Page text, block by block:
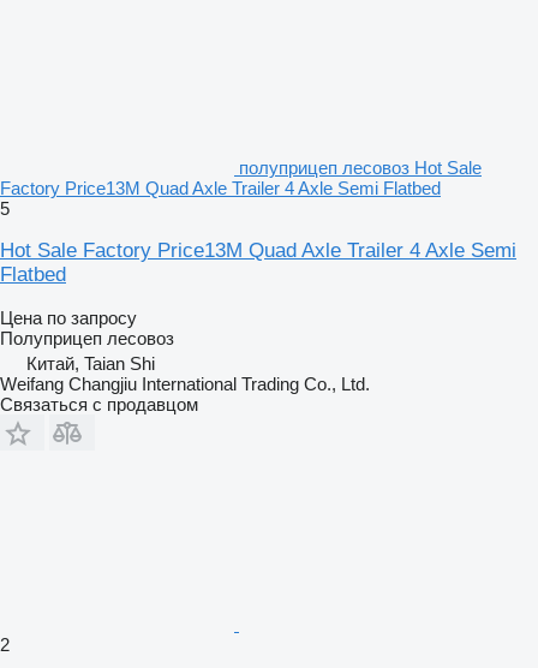
полуприцеп лесовоз Hot Sale
Factory Price13M Quad Axle Trailer 4 Axle Semi Flatbed
5
Hot Sale Factory Price13M Quad Axle Trailer 4 Axle Semi
Flatbed
Цена по запросу
Полуприцеп лесовоз
Китай, Taian Shi
Weifang Changjiu International Trading Co., Ltd.
Связаться с продавцом
2